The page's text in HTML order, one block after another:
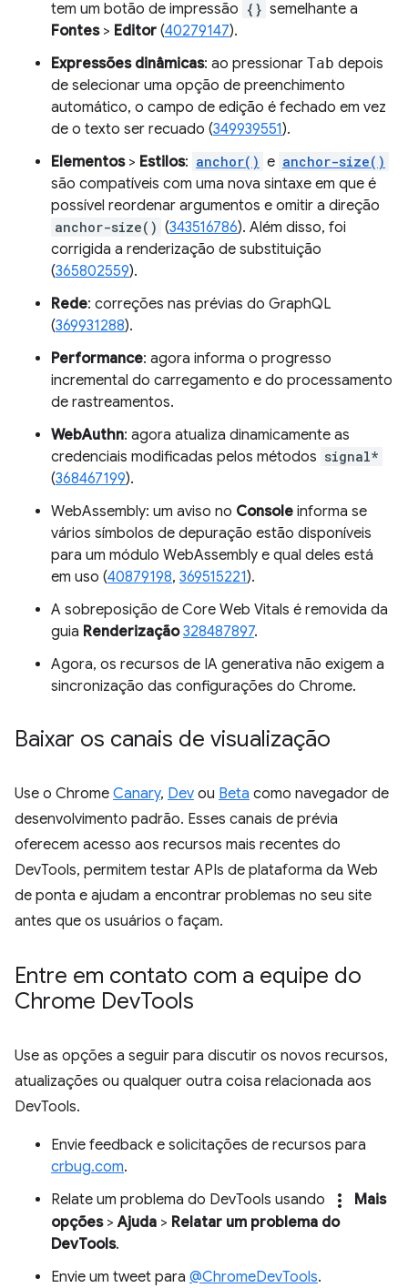
tem um botão de impressão {} semelhante a
Fontes> Editor (40279147).
Expressões dinâmicas: ao pressionar Tab depois
de selecionar uma opção de preenchimento
automático, o campo de edição é fechado em vez
de o texto ser recuado (349939551).
Elementos> Estilos: anchor() e anchor-size()
são compatíveis com uma nova sintaxe em que é
possível reordenar argumentos e omitir a direção
anchor-size() (343516786). Além disso, foi
corrigida a renderização de substituição
(365802559).
Rede: correções nas prévias do GraphQL
(369931288).
Performance: agora informa o progresso
incremental do carregamento e do processamento
de rastreamentos.
WebAuthn: agora atualiza dinamicamente as
credenciais modificadas pelos métodos signal*
(368467199).
WebAssembly: um aviso no Console informa se
vários símbolos de depuração estão disponíveis
para um módulo WebAssembly e qual deles está
em uso (40879198, 369515221).
A sobreposição de Core Web Vitals é removida da
guia Renderização 328487897.
Agora, os recursos de IA generativa não exigem a
sincronização das configurações do Chrome.
Baixar os canais de visualização
Use o Chrome Canary, Dev ou Beta como navegador de
desenvolvimento padrão. Esses canais de prévia
oferecem acesso aos recursos mais recentes do
DevTools, permitem testar APIs de plataforma da Web
de ponta e ajudam a encontrar problemas no seu site
antes que os usuários o façam.
Entre em contato com a equipe do
Chrome DevTools
Use as opções a seguir para discutir os novos recursos,
atualizações ou qualquer outra coisa relacionada aos
DevTools.
Envie feedback e solicitações de recursos para
crbug.com.
Relate um problema do DevTools usando
more_vert
Mais
opções>Ajuda > Relatar um problema do
DevTools.
Envie um tweet para @ChromeDevTools.